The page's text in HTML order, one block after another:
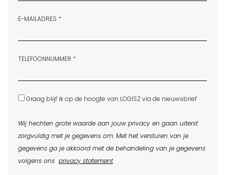
E-MAILADRES *
TELEFOONNUMMER *
Graag blijf ik op de hoogte van LOGISZ via de nieuwsbrief
Wij hechten grote waarde aan jouw privacy en gaan uiterst
zorgvuldig met je gegevens om. Met het versturen van je
gegevens ga je akkoord met de behandeling van je gegevens
volgens ons privacy statement